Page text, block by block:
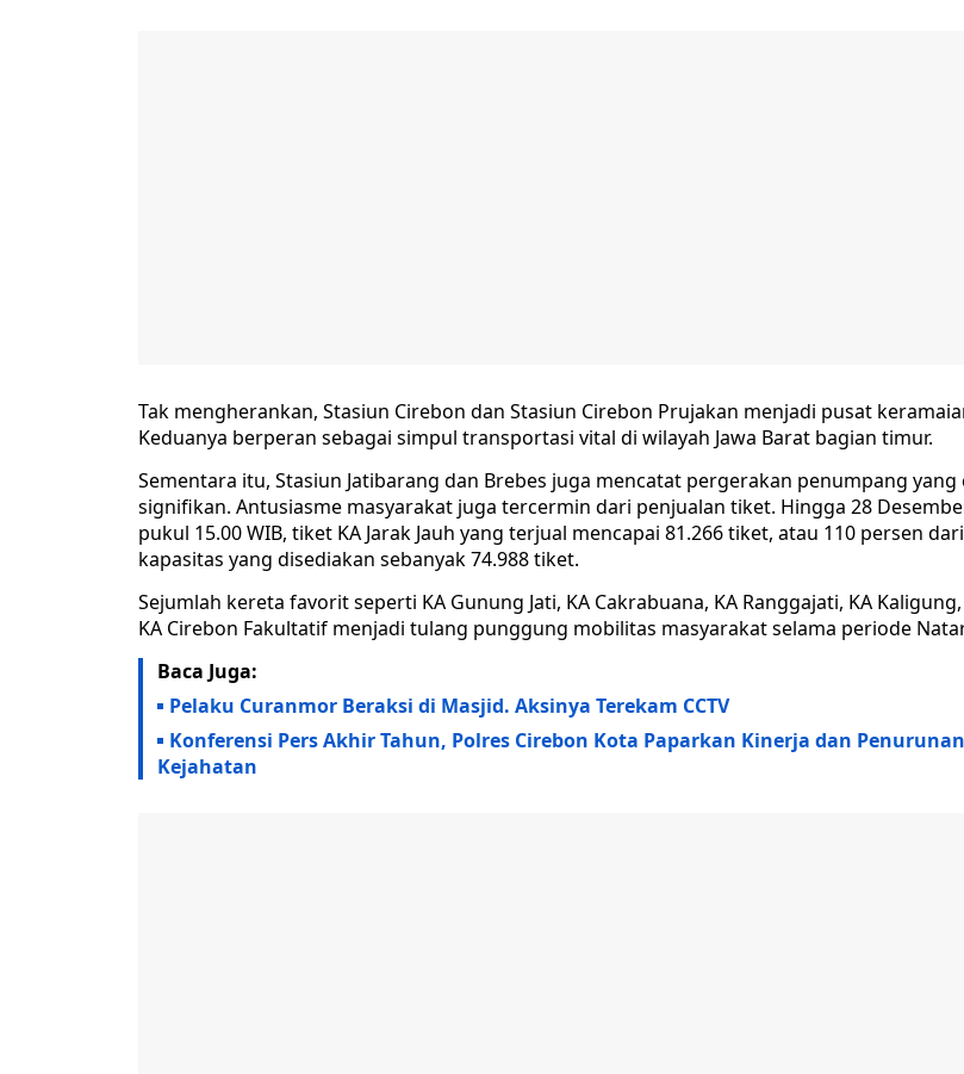
Tak mengherankan, Stasiun Cirebon dan Stasiun Cirebon Prujakan menjadi pusat
Keduanya berperan sebagai simpul transportasi vital di wilayah Jawa Barat bagian timur.
Sementara itu, Stasiun Jatibarang dan Brebes juga mencatat pergerakan penumpang yang
signifikan. Antusiasme masyarakat juga tercermin dari penjualan tiket. Hingga 28
pukul 15.00 WIB, tiket KA Jarak Jauh yang terjual mencapai 81.266 tiket, atau 110 persen dari
kapasitas yang disediakan sebanyak 74.988 tiket.
Sejumlah kereta favorit seperti KA Gunung Jati, KA Cakrabuana, KA Ranggajati, KA
KA Cirebon Fakultatif menjadi tulang punggung mobilitas masyarakat selama periode
Baca Juga:
Pelaku Curanmor Beraksi di Masjid. Aksinya Terekam CCTV
Konferensi Pers Akhir Tahun, Polres Cirebon Kota Paparkan Kinerja dan Penurunan
Kejahatan